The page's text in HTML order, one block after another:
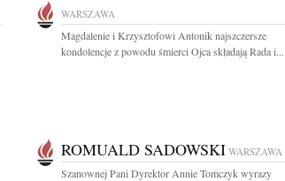
WARSZAWA
Magdalenie i Krzysztofowi Antonik najszczersze
kondolencje z powodu śmierci Ojca składają Rada i...
ROMUALD SADOWSKI WARSZAWA
Szanownej Pani Dyrektor Annie Tomczyk wyrazy